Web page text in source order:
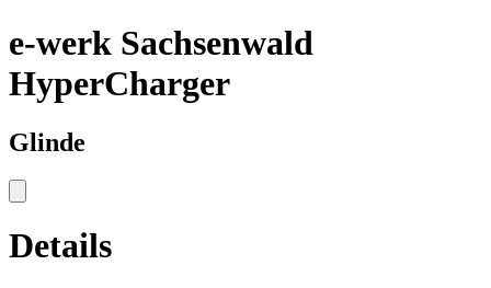
e-werk Sachsenwald
HyperCharger
Glinde
Details